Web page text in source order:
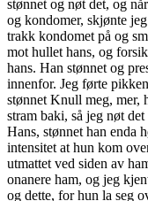
stønnet og nøt det, og
og kondomer, skjønte
trakk kondomet på og
mot hullet hans, og
hans. Han stønnet og
innenfor. Jeg førte
stønnet Knull meg, mer,
stram baki, så jeg nøt
Hans, stønnet han enda
intensitet at hun kom
utmattet ved siden av
onanere ham, og jeg
og dette, for hun la seg